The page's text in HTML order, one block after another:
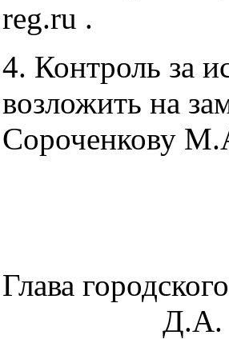
reg.ru .
4. Контроль за
возложить на
Сороченкову
Глава
Д.А.